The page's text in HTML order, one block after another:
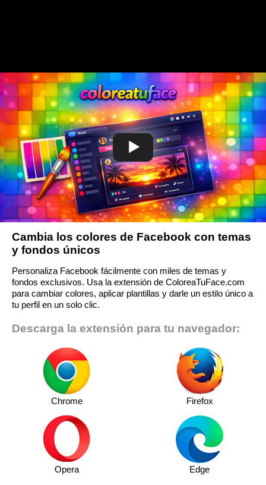
Cambia los colores de Facebook con temas
y fondos únicos
Personaliza Facebook fácilmente con miles de temas y
fondos exclusivos. Usa la extensión de ColoreaTuFace.com
para cambiar colores, aplicar plantillas y darle un estilo único a
tu perfil en un solo clic.
Descarga la extensión para tu navegador:
Chrome Firefox
Opera Edge